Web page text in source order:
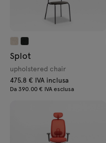
Splot
upholstered chair
475.8 € IVA inclusa
Da 390.00 € IVA esclusa